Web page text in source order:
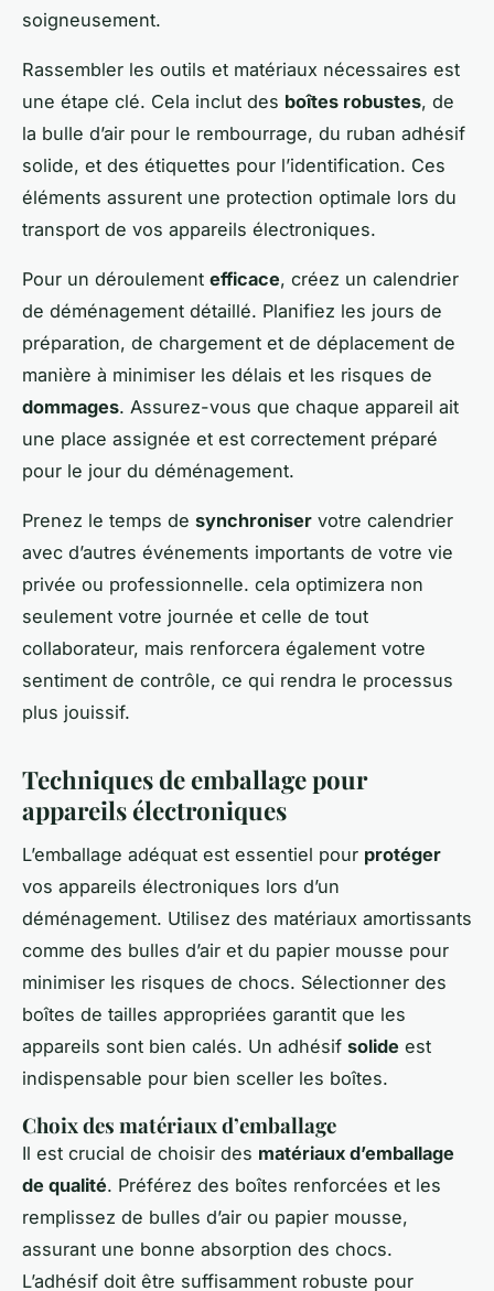
soigneusement.
Rassembler les outils et matériaux nécessaires est
une étape clé. Cela inclut des boîtes robustes, de
la bulle d’air pour le rembourrage, du ruban adhésif
solide, et des étiquettes pour l’identification. Ces
éléments assurent une protection optimale lors du
transport de vos appareils électroniques.
Pour un déroulement efficace, créez un calendrier
de déménagement détaillé. Planifiez les jours de
préparation, de chargement et de déplacement de
manière à minimiser les délais et les risques de
dommages. Assurez-vous que chaque appareil ait
une place assignée et est correctement préparé
pour le jour du déménagement.
Prenez le temps de synchroniser votre calendrier
avec d’autres événements importants de votre vie
privée ou professionnelle. cela optimizera non
seulement votre journée et celle de tout
collaborateur, mais renforcera également votre
sentiment de contrôle, ce qui rendra le processus
plus jouissif.
Techniques de emballage pour
appareils électroniques
L’emballage adéquat est essentiel pour protéger
vos appareils électroniques lors d’un
déménagement. Utilisez des matériaux amortissants
comme des bulles d’air et du papier mousse pour
minimiser les risques de chocs. Sélectionner des
boîtes de tailles appropriées garantit que les
appareils sont bien calés. Un adhésif solide est
indispensable pour bien sceller les boîtes.
Choix des matériaux d’emballage
Il est crucial de choisir des matériaux d’emballage
de qualité. Préférez des boîtes renforcées et les
remplissez de bulles d’air ou papier mousse,
assurant une bonne absorption des chocs.
L’adhésif doit être suffisamment robuste pour